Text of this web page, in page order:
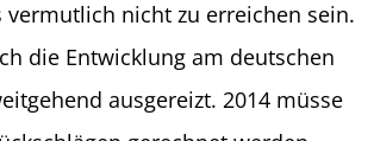
vermutlich nicht zu erreichen sein.
die Entwicklung am deutschen
ausgereizt. 2014 müsse